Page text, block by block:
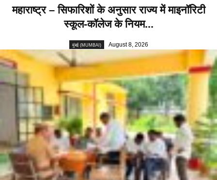
महाराष्ट्र – सिफारिशों के अनुसार राज्य में माइनॉरिटी
स्कूल-कॉलेज के नियम...
मुंबई (MUMBAI) August 8, 2026